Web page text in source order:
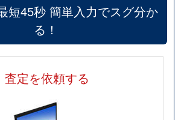
短45秒 簡単入力でスグ分か
る！
査定を依頼する